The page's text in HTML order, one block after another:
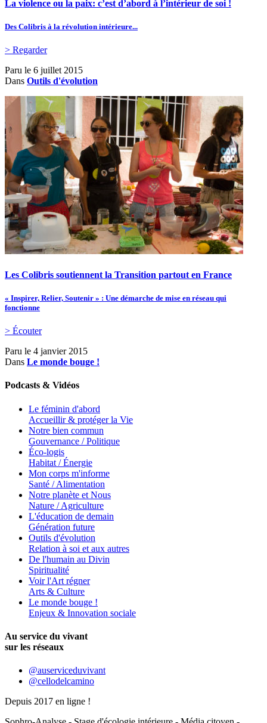
La violence ou la paix: c’est d’abord à l’intérieur de soi !
Des Colibris à la révolution intérieure...
> Regarder
Paru le 6 juillet 2015
Dans Outils d'évolution
Les Colibris soutiennent la Transition partout en France
« Inspirer, Relier, Soutenir » : Une démarche de mise en réseau qui
fonctionne
> Écouter
Paru le 4 janvier 2015
Dans Le monde bouge !
Podcasts & Vidéos
Le féminin d'abord
Accueillir & protéger la Vie
Notre bien commun
Gouvernance / Politique
Éco-logis
Habitat / Énergie
Mon corps m'informe
Santé / Alimentation
Notre planète et Nous
Nature / Agriculture
L'éducation de demain
Génération future
Outils d'évolution
Relation à soi et aux autres
De l'humain au Divin
Spiritualité
Voir l'Art régner
Arts & Culture
Le monde bouge !
Enjeux & Innovation sociale
Au service du vivant
sur les réseaux
@auserviceduvivant
@cellodelcamino
Depuis 2017 en ligne !